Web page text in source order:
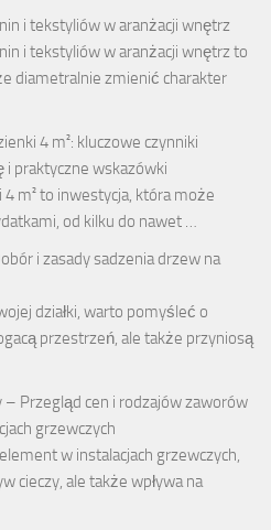
i tekstyliów w aranżacji wnętrz
i tekstyliów w aranżacji wnętrz to
diametralnie zmienić charakter
4 m²: kluczowe czynniki
i praktyczne wskazówki
m² to inwestycja, która może
od kilku do nawet …
i zasady sadzenia drzew na
działki, warto pomyśleć o
przestrzeń, ale także przyniosą
Przegląd cen i rodzajów zaworów
grzewczych
w instalacjach grzewczych,
cieczy, ale także wpływa na